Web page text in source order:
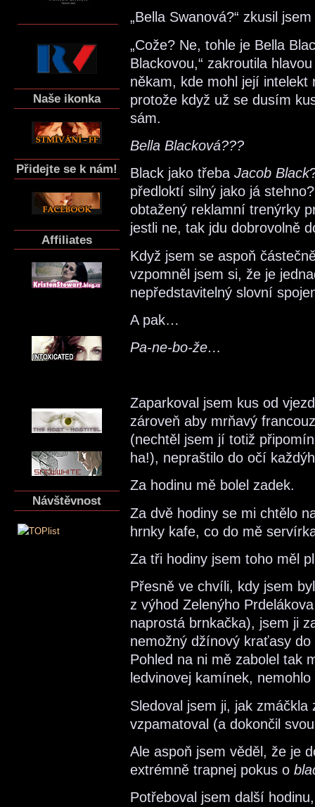
Naše ikonka
Přidejte se k nám!
Affiliates
Návštěvnost
„Bella Swanová?“ zkusil
„Cože? Ne, tohle je Bella
Blackovou,“ zakroutila
někam, kde mohl její
protože když už se dusím
sám.
Bella Blacková???
Black jako třeba Jacob Black
předloktí silný jako já
obtažený reklamní trenýrky
jestli ne, tak jdu dobrovolně
Když jsem se aspoň
vzpomněl jsem si, že je
nepředstavitelný slovní
A pak…
Pa-ne-bo-že…
Zaparkoval jsem kus od
zároveň aby mrňavý
(nechtěl jsem jí totiž
ha!), nepraštilo do očí
Za hodinu mě bolel zadek.
Za dvě hodiny se mi chtělo
hrnky kafe, co do mě
Za tři hodiny jsem toho měl
Přesně ve chvíli, kdy jsem
z výhod Zelenýho
naprostá brnkačka), jsem ji
nemožný džínový kraťasy
Pohled na ni mě zabolel tak
ledvinovej kamínek,
Sledoval jsem ji, jak
vzpamatoval (a dokončil
Ale aspoň jsem věděl, že je
extrémně trapnej pokus o
Potřeboval jsem další